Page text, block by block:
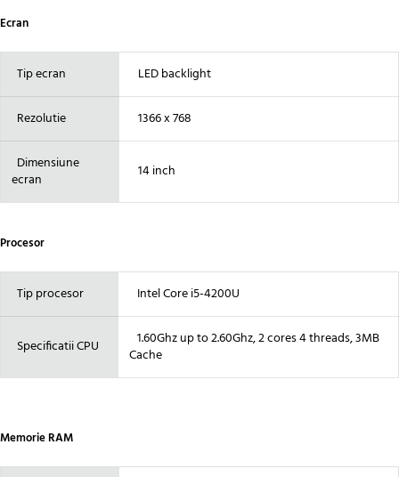
Ecran
Tip ecran LED backlight
Rezolutie 1366 x 768
Dimensiune
ecran
14 inch
Procesor
Tip procesor Intel Core i5-4200U
Specificatii CPU
1.60Ghz up to 2.60Ghz, 2 cores 4 threads, 3MB
Cache
Memorie RAM